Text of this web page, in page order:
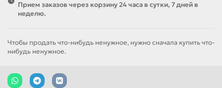
Прием заказов через корзину 24 часа в сутки, 7 дней в
неделю.
Чтобы продать что-нибудь ненужное, нужно сначала купить что-
нибудь ненужное.